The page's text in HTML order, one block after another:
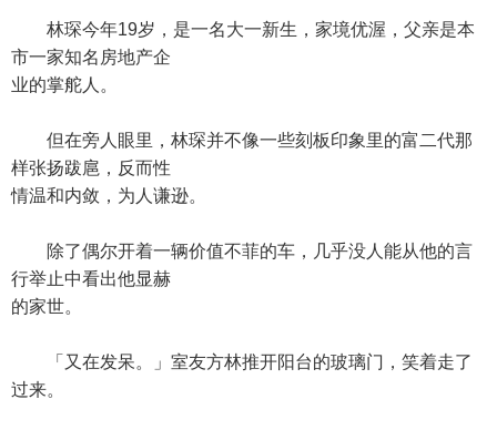
林琛今年19岁，是一名大一新生，家境优渥，父亲是本
市一家知名房地产企
业的掌舵人。
但在旁人眼里，林琛并不像一些刻板印象里的富二代那
样张扬跋扈，反而性
情温和内敛，为人谦逊。
除了偶尔开着一辆价值不菲的车，几乎没人能从他的言
行举止中看出他显赫
的家世。
「又在发呆。」室友方林推开阳台的玻璃门，笑着走了
过来。